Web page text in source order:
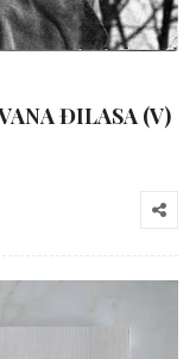
ĐILASA (V)